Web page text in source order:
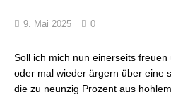
9. Mai 2025 0
Soll ich mich nun einerseits
oder mal wieder ärgern über eine
die zu neunzig Prozent aus